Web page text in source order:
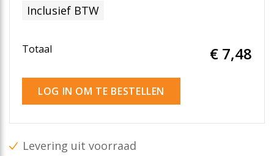
Inclusief BTW
Totaal € 7,48
LOG IN OM TE BESTELLEN
Levering uit voorraad